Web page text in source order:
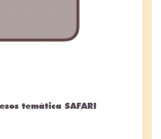
temàtica SAFARI